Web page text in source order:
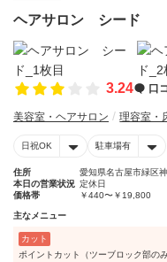
ヘアサロン シード
3.24 口
美容室・ヘアサロン 理容室・
日祝OK 駐車場有
住所
愛知県名古屋市緑区
本日の営業状況 定休日
価格帯
￥440〜￥19,800
主なメニュー
カット
ポイントカット（ツーブロック部の